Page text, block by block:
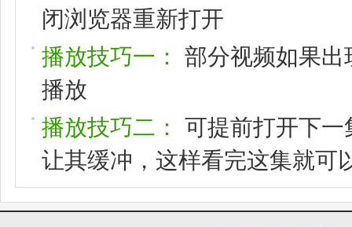
闭浏览器重新打开
播放技巧一：
部分视频如果
播放
播放技巧二：
可提前打开下
让其缓冲，这样看完这集就可